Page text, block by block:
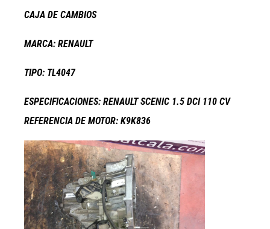
CAJA DE CAMBIOS
MARCA: RENAULT
TIPO: TL4047
ESPECIFICACIONES: RENAULT SCENIC 1.5 DCI 110 CV
REFERENCIA DE MOTOR: K9K836